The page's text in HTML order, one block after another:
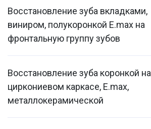
Восстановление зуба вкладками,
виниром, полукоронкой E.max на
фронтальную группу зубов
Восстановление зуба коронкой на
циркониевом каркасе, E.max,
металлокерамической